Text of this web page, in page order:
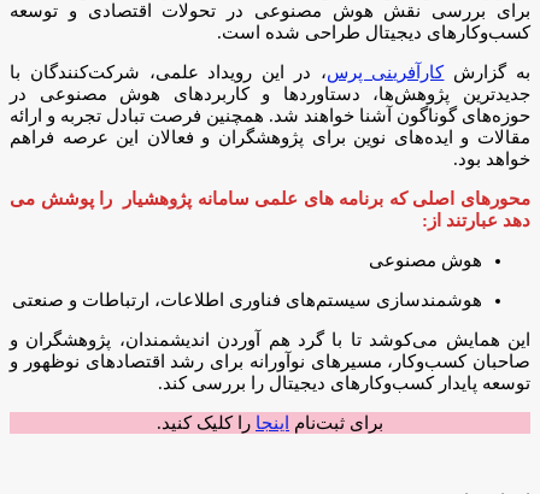
برای بررسی نقش هوش مصنوعی در تحولات اقتصادی و توسعه
کسب‌وکارهای دیجیتال طراحی شده است.
به گزارشکارآفرینی پرس، در این رویداد علمی، شرکت‌کنندگان با
جدیدترین پژوهش‌ها، دستاوردها و کاربردهای هوش مصنوعی در
حوزه‌های گوناگون آشنا خواهند شد. همچنین فرصت تبادل تجربه و ارائه
مقالات و ایده‌های نوین برای پژوهشگران و فعالان این عرصه فراهم
خواهد بود.
محورهای اصلی که برنامه های علمی سامانه پژوهشیار را پوشش می
دهد عبارتند از:
هوش مصنوعی
هوشمندسازی سیستم‌های فناوری اطلاعات، ارتباطات و صنعتی
این همایش می‌کوشد تا با گرد هم آوردن اندیشمندان، پژوهشگران و
صاحبان کسب‌وکار، مسیرهای نوآورانه برای رشد اقتصادهای نوظهور و
توسعه پایدار کسب‌وکارهای دیجیتال را بررسی کند.
برای ثبت‌نام اینجا را کلیک کنید.